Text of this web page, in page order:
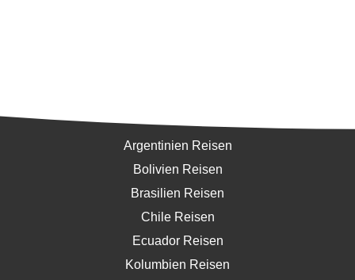
Argentinien Reisen
Bolivien Reisen
Brasilien Reisen
Chile Reisen
Ecuador Reisen
Kolumbien Reisen